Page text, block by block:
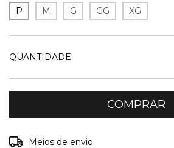
P
M G GG XG
QUANTIDADE
Entregas para o CEP:
Meios de envio